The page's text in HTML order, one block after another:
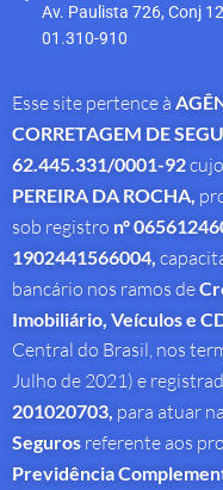
Av. Paulista 726, Conj
01.310-910
Esse site pertence à
CORRETAGEM DE
62.445.331/0001-92
PEREIRA DA ROCHA
sob registro nº
1902441566004,
bancário nos ramos de
Imobiliário, Veículos e
Central do Brasil, nos
Julho de 2021) e
201020703, para atuar
Seguros referente aos
Previdência